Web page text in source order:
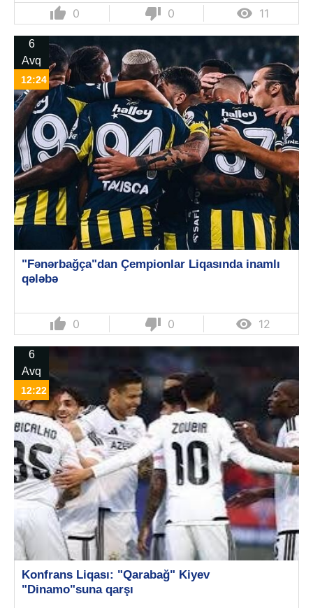
thumb_up 0 thumb_down 0  11
6
Avq
12:24
"Fənərbağça"dan Çempionlar Liqasında inamlı
qələbə
thumb_up 0 thumb_down 0  12
6
Avq
12:22
Konfrans Liqası: "Qarabağ" Kiyev
"Dinamo"suna qarşı